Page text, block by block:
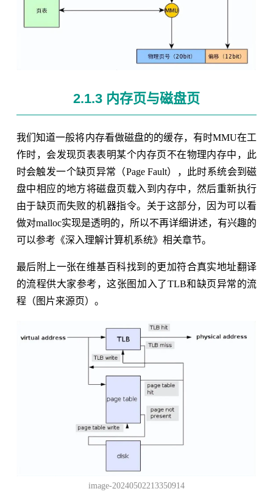
2.1.3 内存页与磁盘页
我们知道一般将内存看做磁盘的的缓存，有时MMU在工
作时，会发现页表表明某个内存页不在物理内存中，此
时会触发一个缺页异常（Page Fault），此时系统会到磁
盘中相应的地方将磁盘页载入到内存中，然后重新执行
由于缺页而失败的机器指令。关于这部分，因为可以看
做对malloc实现是透明的，所以不再详细讲述，有兴趣的
可以参考《深入理解计算机系统》相关章节。
最后附上一张在维基百科找到的更加符合真实地址翻译
的流程供大家参考，这张图加入了TLB和缺页异常的流
程（图片来源页）。
image-20240502213350914